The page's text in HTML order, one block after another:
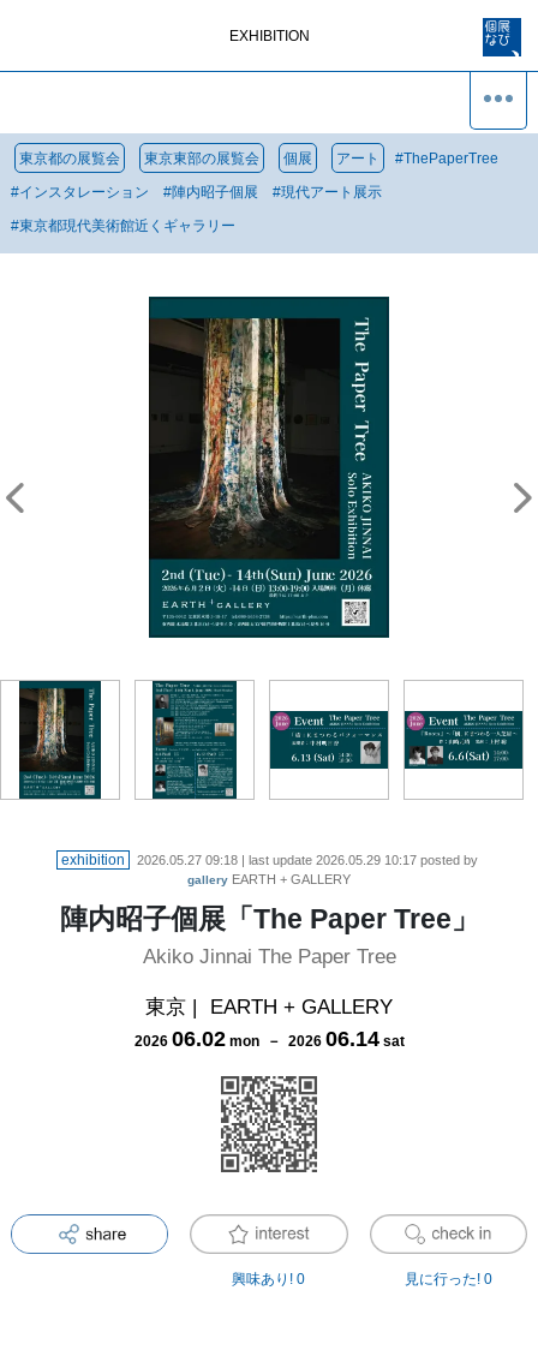
EXHIBITION
東京都の展覧会 東京東部の展覧会 個展 アート #ThePaperTree
#インスタレーション #陣内昭子個展 #現代アート展示
#東京都現代美術館近くギャラリー
exhibition 2026.05.27 09:18 | last update 2026.05.29 10:17 posted by
gallery EARTH + GALLERY
陣内昭子個展「The Paper Tree」
Akiko Jinnai The Paper Tree
東京 | EARTH + GALLERY
2026 06.02 mon－ 2026 06.14 sat
興味あり! 0 見に行った! 0